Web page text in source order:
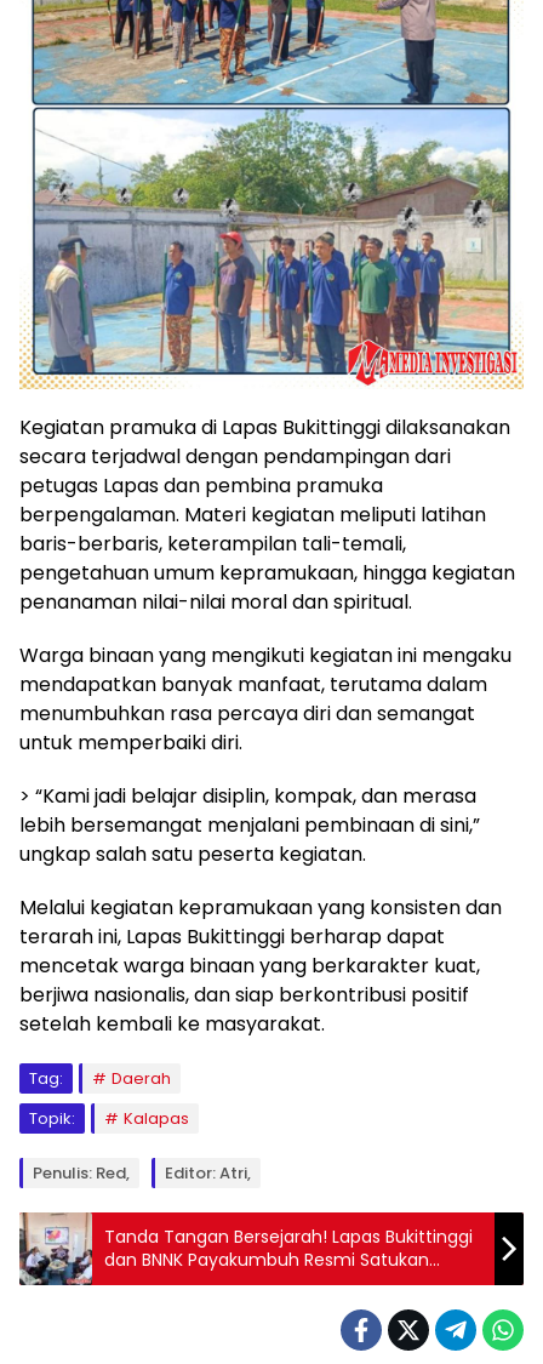
Kegiatan pramuka di Lapas Bukittinggi dilaksanakan
secara terjadwal dengan pendampingan dari
petugas Lapas dan pembina pramuka
berpengalaman. Materi kegiatan meliputi latihan
baris-berbaris, keterampilan tali-temali,
pengetahuan umum kepramukaan, hingga kegiatan
penanaman nilai-nilai moral dan spiritual.
Warga binaan yang mengikuti kegiatan ini mengaku
mendapatkan banyak manfaat, terutama dalam
menumbuhkan rasa percaya diri dan semangat
untuk memperbaiki diri.
> “Kami jadi belajar disiplin, kompak, dan merasa
lebih bersemangat menjalani pembinaan di sini,”
ungkap salah satu peserta kegiatan.
Melalui kegiatan kepramukaan yang konsisten dan
terarah ini, Lapas Bukittinggi berharap dapat
mencetak warga binaan yang berkarakter kuat,
berjiwa nasionalis, dan siap berkontribusi positif
setelah kembali ke masyarakat.
Tag:
Daerah
Topik:
Kalapas
Penulis: Red, Editor: Atri,
Tanda Tangan Bersejarah! Lapas Bukittinggi
dan BNNK Payakumbuh Resmi Satukan
Kekuatan Perangi Narkoba